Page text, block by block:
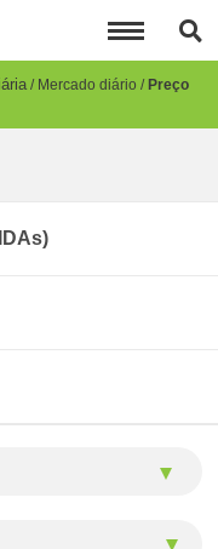
Mercado diário Preço